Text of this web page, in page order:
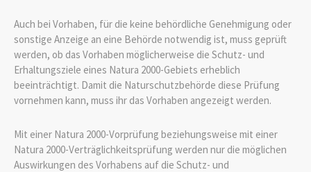
Auch bei Vorhaben, für die keine behördliche Genehmigung oder
sonstige Anzeige an eine Behörde notwendig ist, muss geprüft
werden, ob das Vorhaben möglicherweise die Schutz- und
Erhaltungsziele eines Natura 2000-Gebiets erheblich
beeinträchtigt. Damit die Naturschutzbehörde diese Prüfung
vornehmen kann, muss ihr das Vorhaben angezeigt werden.
Mit einer Natura 2000-Vorprüfung beziehungsweise mit einer
Natura 2000-Verträglichkeitsprüfung werden nur die möglichen
Auswirkungen des Vorhabens auf die Schutz- und